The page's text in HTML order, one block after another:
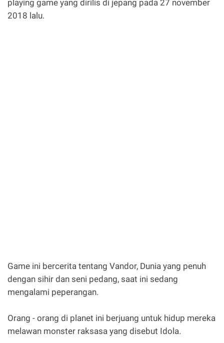
playing game yang dirilis di jepang pada 27 november
2018 lalu.
Game ini bercerita tentang Vandor, Dunia yang penuh
dengan sihir dan seni pedang, saat ini sedang
mengalami peperangan.
Orang - orang di planet ini berjuang untuk hidup mereka
melawan monster raksasa yang disebut Idola.